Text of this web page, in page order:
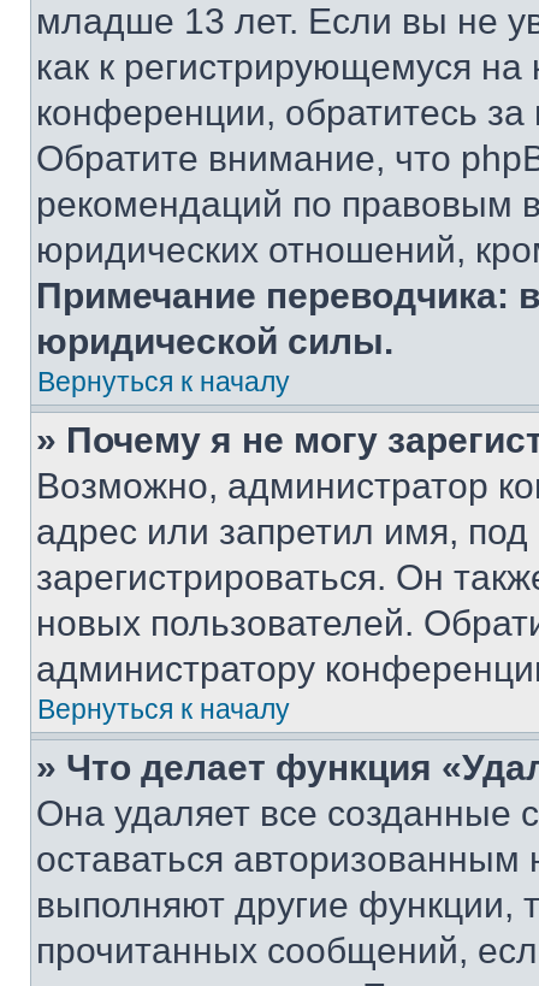
младше 13 лет. Если вы не
как к регистрирующемуся
конференции, обратитесь
Обратите внимание, что
рекомендаций по правовым
юридических отношений,
Примечание переводчика:
юридической силы.
Вернуться к началу
» Почему я не могу
Возможно, администратор
адрес или запретил имя,
зарегистрироваться. Он
новых пользователей.
администратору
Вернуться к началу
» Что делает функция
Она удаляет все созданные
оставаться
выполняют другие функции,
прочитанных сообщений,